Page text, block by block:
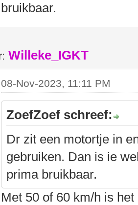
bruikbaar.
Willeke_IGKT
08-Nov-2023, 11:11 PM
ZoefZoef schreef:
Dr zit een motortje in
gebruiken. Dan is ie
prima bruikbaar.
Met 50 of 60 km/h is